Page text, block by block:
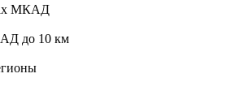
МКАД
до 10 км